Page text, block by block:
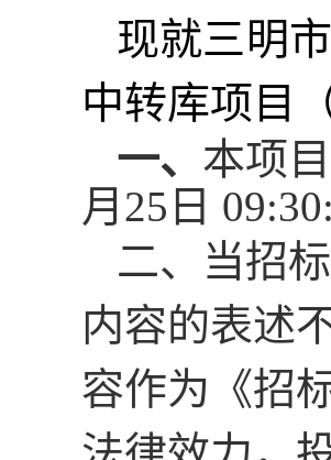
现就三明
中转库项目
一、 本项目
月25日
二、
当招
内容的表述
容作为《招